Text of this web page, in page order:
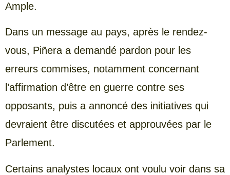
Ample.
Dans un message au pays, après le rendez-
vous, Piñera a demandé pardon pour les
erreurs commises, notamment concernant
l’affirmation d’être en guerre contre ses
opposants, puis a annoncé des initiatives qui
devraient être discutées et approuvées par le
Parlement.
Certains analystes locaux ont voulu voir dans sa